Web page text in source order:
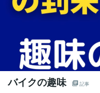
バイクの趣味 記事